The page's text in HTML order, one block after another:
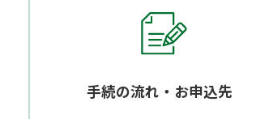
手続の流れ・お申込先